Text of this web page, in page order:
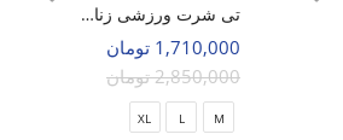
تی شرت ورزشی زنانه اسپورتلند SHIFT Lumin W
1,710,000 تومان
2,850,000 تومان
M
L
XL